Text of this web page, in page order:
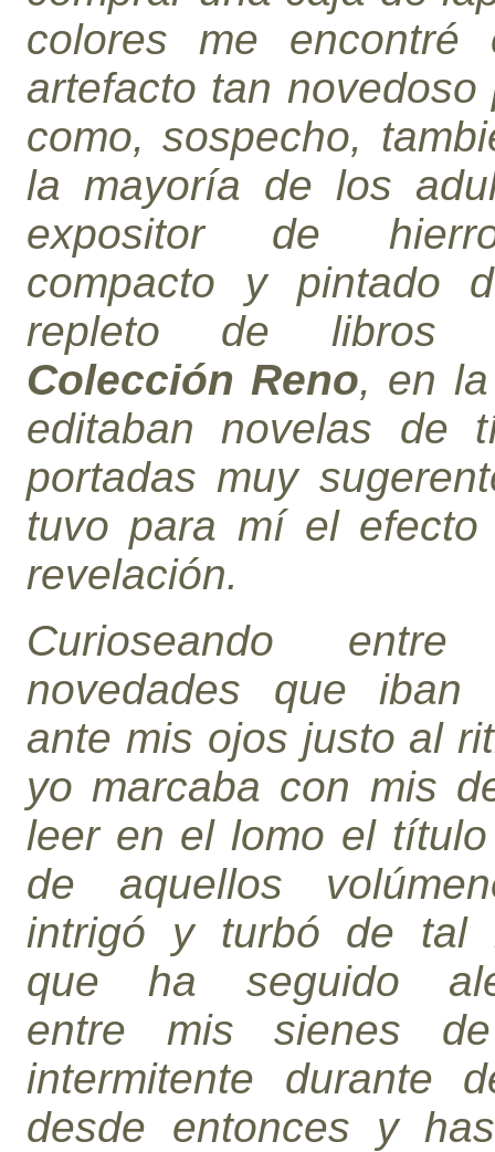
colores me encontré
artefacto tan novedoso
como, sospecho,
la mayoría de los
expositor de
compacto y pintado
repleto de
Colección Reno, en
editaban novelas de
portadas muy
tuvo para mí el efecto
revelación.
Curioseando entre
novedades que iban
ante mis ojos justo al
yo marcaba con mis
leer en el lomo el
de aquellos
intrigó y turbó de tal
que ha seguido
entre mis sienes
intermitente durante
desde entonces y